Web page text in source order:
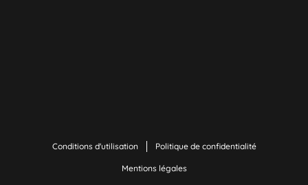
Conditions d'utilisation Politique de confidentialité
Mentions légales